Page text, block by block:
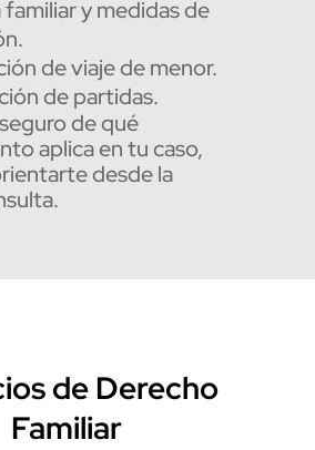
y medidas de
de viaje de menor.
de partidas.
de qué
aplica en tu caso,
desde la
de Derecho
Familiar